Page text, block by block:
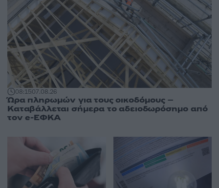
08:1507.08.26
Ώρα πληρωμών για τους οικοδόμους –
Καταβάλλεται σήμερα το αδειοδωρόσημο από
τον e-ΕΦΚΑ